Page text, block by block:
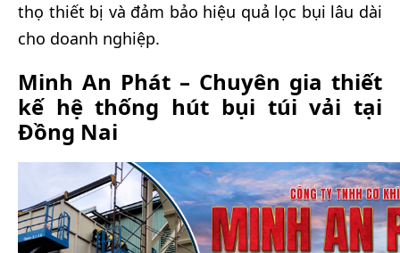
thọ thiết bị và đảm bảo hiệu quả lọc bụi lâu dài
cho doanh nghiệp.
Minh An Phát – Chuyên gia thiết
kế hệ thống hút bụi túi vải tại
Đồng Nai